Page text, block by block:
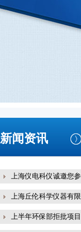
新闻资讯
上海仪电科仪诚邀您参
上海丘伦科学仪器有限
上半年环保部拒批项目